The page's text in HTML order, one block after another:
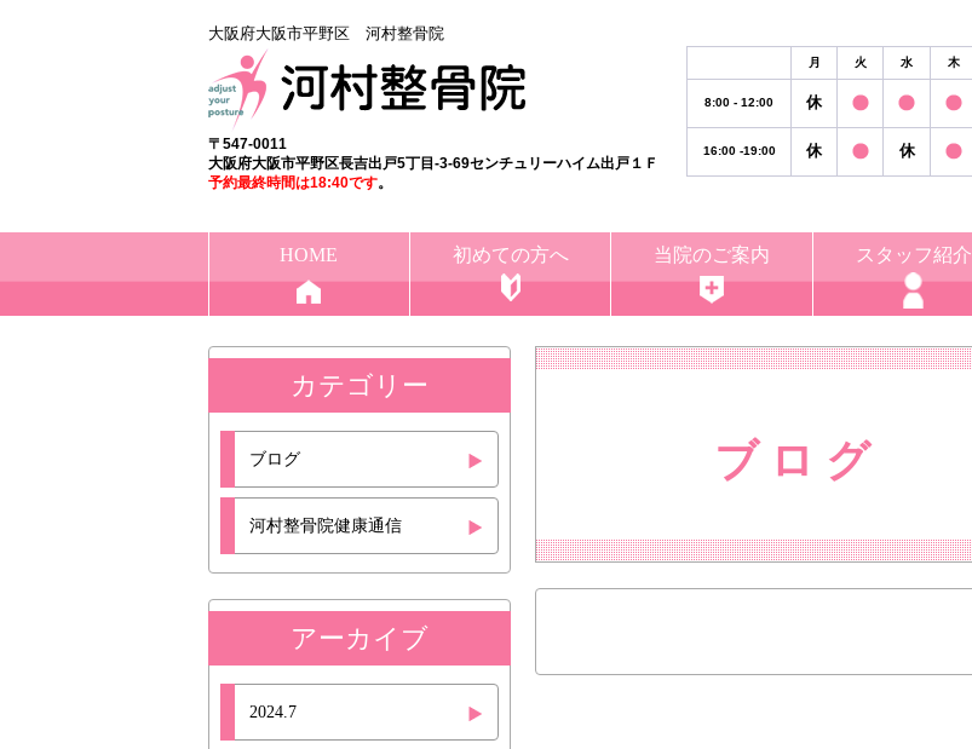
大阪府大阪市平野区 河村整骨院
〒547-0011
大阪府大阪市平野区長吉出戸5丁目-3-69センチュリーハイム出戸１Ｆ
予約最終時間は18:40です。
月 火 水 木
8:00 - 12:00 休
16:00 -19:00 休 休
HOME 初めての方へ 当院のご案内 スタッフ紹介
ブ ロ グ
カテゴリー
ブログ
河村整骨院健康通信
アーカイブ
2024.7